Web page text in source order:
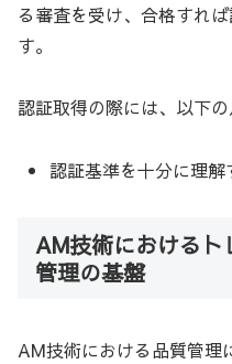
る審査を受け、合格すれ
す。
認証取得の際には、以下
認証基準を十分に理解
AM技術における
管理の基盤
AM技術における品質管理